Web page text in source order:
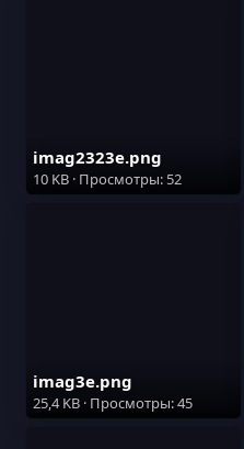
imag2323e.png
10 KB · Просмотры: 52
imag3e.png
25,4 KB · Просмотры: 45